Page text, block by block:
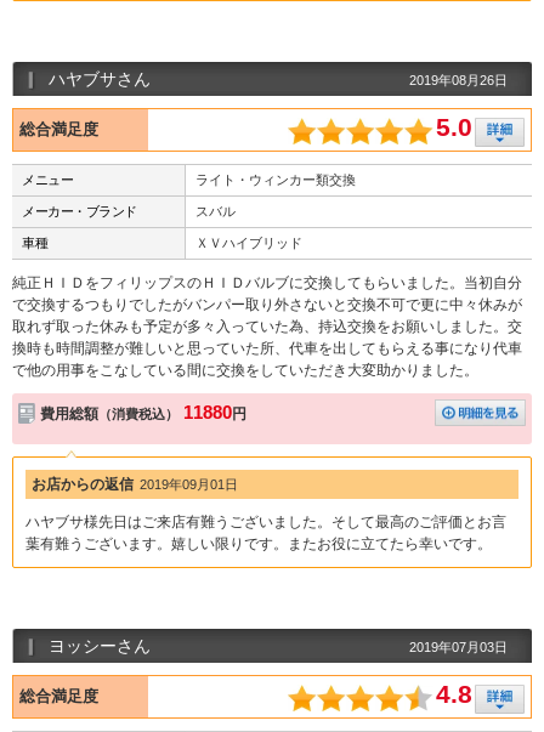
ハヤブサさん 2019年08月26日
総合満足度 5.0
メニュー ライト・ウィンカー類交換
メーカー・ブランド スバル
車種 ＸＶハイブリッド
純正ＨＩＤをフィリップスのＨＩＤバルブに交換してもらいました。当初自分
で交換するつもりでしたがバンパー取り外さないと交換不可で更に中々休みが
取れず取った休みも予定が多々入っていた為、持込交換をお願いしました。交
換時も時間調整が難しいと思っていた所、代車を出してもらえる事になり代車
で他の用事をこなしている間に交換をしていただき大変助かりました。
費用総額 （消費税込） 11880円
お店からの返信 2019年09月01日
ハヤブサ様先日はご来店有難うございました。そして最高のご評価とお言
葉有難うございます。嬉しい限りです。またお役に立てたら幸いです。
ヨッシーさん 2019年07月03日
総合満足度 4.8